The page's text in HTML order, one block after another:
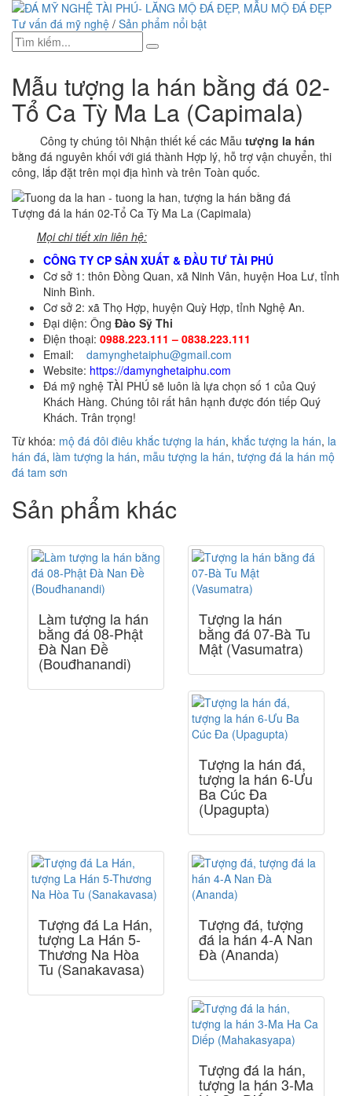
Tư vấn đá mỹ nghệ / Sản phẩm nổi bật
Mẫu tượng la hán bằng đá 02-
Tổ Ca Tỳ Ma La (Capimala)
Công ty chúng tôi Nhận thiết kế các Mẫu tượng la hán
bằng đá nguyên khối với giá thành Hợp lý, hỗ trợ vận chuyển, thi
công, lắp đặt trên mọi địa hình và trên Toàn quốc.
Tượng đá la hán 02-Tổ Ca Tỳ Ma La (Capimala)
Mọi chi tiết xin liên hệ:
CÔNG TY CP SẢN XUẤT & ĐẦU TƯ TÀI PHÚ
Cơ sở 1: thôn Đồng Quan, xã Ninh Vân, huyện Hoa Lư, tỉnh
Ninh Bình.
Cơ sở 2: xã Thọ Hợp, huyện Quỳ Hợp, tỉnh Nghệ An.
Đại diện: Ông Đào Sỹ Thi
Điện thoại: 0988.223.111 – 0838.223.111
Email: damynghetaiphu@gmail.com
Website: https://damynghetaiphu.com
Đá mỹ nghệ TÀI PHÚ sẽ luôn là lựa chọn số 1 của Quý
Khách Hàng. Chúng tôi rất hân hạnh được đón tiếp Quý
Khách. Trân trọng!
Từ khóa: mộ đá đôi điêu khắc tượng la hán, khắc tượng la hán, la
hán đá, làm tượng la hán, mẫu tượng la hán, tượng đá la hán mộ
đá tam sơn
Sản phẩm khác
Làm tượng la hán
bằng đá 08-Phật
Đà Nan Đề
(Bouđhanandi)
Tượng la hán
bằng đá 07-Bà Tu
Mật (Vasumatra)
Tượng la hán đá,
tượng la hán 6-Ưu
Ba Cúc Đa
(Upagupta)
Tượng đá La Hán,
tượng La Hán 5-
Thương Na Hòa
Tu (Sanakavasa)
Tượng đá, tượng
đá la hán 4-A Nan
Đà (Ananda)
Tượng đá la hán,
tượng la hán 3-Ma